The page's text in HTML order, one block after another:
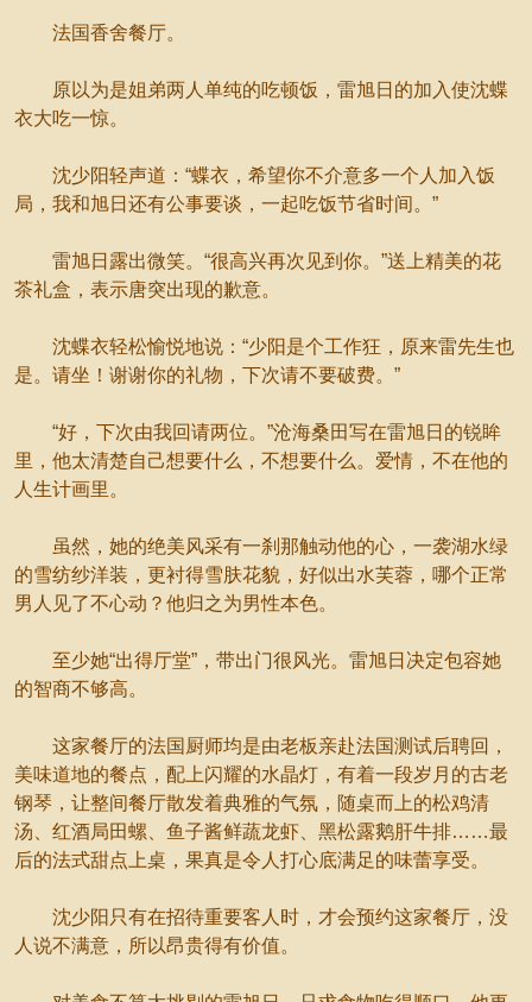
法国香舍餐厅。
原以为是姐弟两人单纯的吃顿饭，雷旭日的加入使沈蝶
衣大吃一惊。
沈少阳轻声道：“蝶衣，希望你不介意多一个人加入饭
局，我和旭日还有公事要谈，一起吃饭节省时间。”
雷旭日露出微笑。“很高兴再次见到你。”送上精美的花
茶礼盒，表示唐突出现的歉意。
沈蝶衣轻松愉悦地说：“少阳是个工作狂，原来雷先生也
是。请坐！谢谢你的礼物，下次请不要破费。”
“好，下次由我回请两位。”沧海桑田写在雷旭日的锐眸
里，他太清楚自己想要什么，不想要什么。爱情，不在他的
人生计画里。
虽然，她的绝美风采有一刹那触动他的心，一袭湖水绿
的雪纺纱洋装，更衬得雪肤花貌，好似出水芙蓉，哪个正常
男人见了不心动？他归之为男性本色。
至少她“出得厅堂”，带出门很风光。雷旭日决定包容她
的智商不够高。
这家餐厅的法国厨师均是由老板亲赴法国测试后聘回，
美味道地的餐点，配上闪耀的水晶灯，有着一段岁月的古老
钢琴，让整间餐厅散发着典雅的气氛，随桌而上的松鸡清
汤、红酒局田螺、鱼子酱鲜蔬龙虾、黑松露鹅肝牛排……最
后的法式甜点上桌，果真是令人打心底满足的味蕾享受。
沈少阳只有在招待重要客人时，才会预约这家餐厅，没
人说不满意，所以昂贵得有价值。